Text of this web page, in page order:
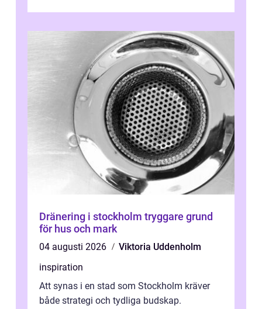
Dränering i stockholm tryggare grund
för hus och mark
04 augusti 2026
Viktoria Uddenholm
inspiration
Att synas i en stad som Stockholm kräver
både strategi och tydliga budskap.